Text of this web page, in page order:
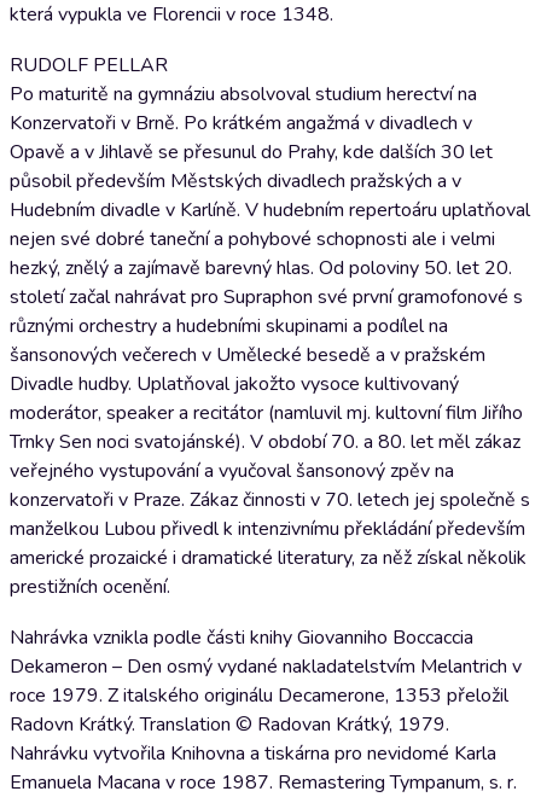
která vypukla ve Florencii v roce 1348.
RUDOLF PELLAR
Po maturitě na gymnáziu absolvoval studium herectví na
Konzervatoři v Brně. Po krátkém angažmá v divadlech v
Opavě a v Jihlavě se přesunul do Prahy, kde dalších 30 let
působil především Městských divadlech pražských a v
Hudebním divadle v Karlíně. V hudebním repertoáru uplatňoval
nejen své dobré taneční a pohybové schopnosti ale i velmi
hezký, znělý a zajímavě barevný hlas. Od poloviny 50. let 20.
století začal nahrávat pro Supraphon své první gramofonové s
různými orchestry a hudebními skupinami a podílel na
šansonových večerech v Umělecké besedě a v pražském
Divadle hudby. Uplatňoval jakožto vysoce kultivovaný
moderátor, speaker a recitátor (namluvil mj. kultovní film Jiřího
Trnky Sen noci svatojánské). V období 70. a 80. let měl zákaz
veřejného vystupování a vyučoval šansonový zpěv na
konzervatoři v Praze. Zákaz činnosti v 70. letech jej společně s
manželkou Lubou přivedl k intenzivnímu překládání především
americké prozaické i dramatické literatury, za něž získal několik
prestižních ocenění.
Nahrávka vznikla podle části knihy Giovanniho Boccaccia
Dekameron – Den osmý vydané nakladatelstvím Melantrich v
roce 1979. Z italského originálu Decamerone, 1353 přeložil
Radovn Krátký. Translation © Radovan Krátký, 1979.
Nahrávku vytvořila Knihovna a tiskárna pro nevidomé Karla
Emanuela Macana v roce 1987. Remastering Tympanum, s. r.